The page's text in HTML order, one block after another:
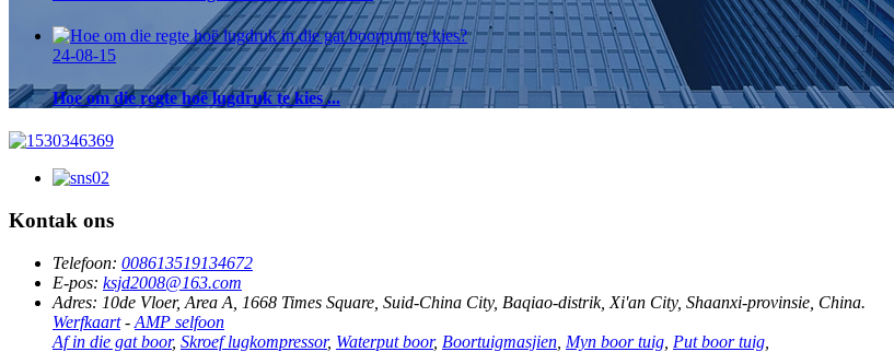
24-08-15
Hoe om die regte hoë lugdruk te kies ...
Kontak ons
Telefoon: 008613519134672
E-pos: ksjd2008@163.com
Adres: 10de Vloer, Area A, 1668 Times Square, Suid-China City, Baqiao-distrik, Xi'an City, Shaanxi-provinsie, China.
Werfkaart- AMP selfoon
Af in die gat boor, Skroef lugkompressor, Waterput boor, Boortuigmasjien Myn boor tuig Put boor tuig